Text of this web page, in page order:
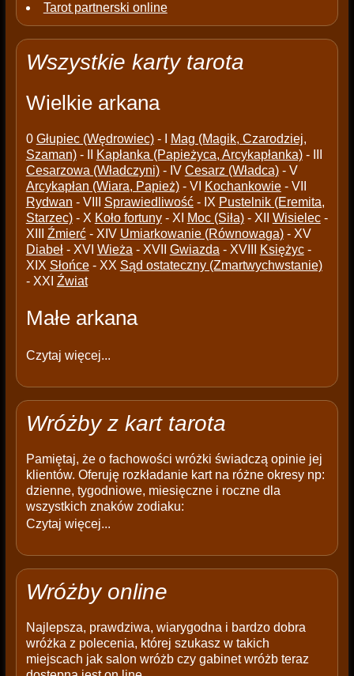
Tarot partnerski online
Wszystkie karty tarota
Wielkie arkana
0 Głupiec (Wędrowiec)- I
Mag (Magik, Czarodziej,
Szaman)- II Kapłanka (Papieżyca, Arcykapłanka)- III
Cesarzowa (Władczyni)- IV Cesarz (Władca)- V
Arcykapłan (Wiara, Papież)- VI Kochankowie- VII
Rydwan - VIII Sprawiedliwość- IX Pustelnik (Eremita,
Starzec)- X Koło fortuny- XI Moc (Siła)- XII Wisielec-
XIII Źmierć- XIV Umiarkowanie (Równowaga)- XV
Diabeł- XVI Wieża - XVII Gwiazda - XVIII Księżyc-
XIX Słońce- XX Sąd ostateczny (Zmartwychwstanie)
- XXI Źwiat
Małe arkana
Czytaj więcej...
Wróżby z kart tarota
Pamiętaj, że o fachowości wróżki świadczą opinie jej
klientów. Oferuję rozkładanie kart na różne okresy np:
dzienne, tygodniowe, miesięczne i roczne dla
wszystkich znaków zodiaku:
Czytaj więcej...
Wróżby online
Najlepsza, prawdziwa, wiarygodna i bardzo dobra
wróżka z polecenia, której szukasz w takich
miejscach jak salon wróżb czy gabinet wróżb teraz